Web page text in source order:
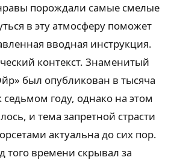
порождали самые смелые
в эту атмосферу поможет
вводная инструкция.
контекст. Знаменитый
был опубликован в тысяча
седьмом году, однако на этом
и тема запретной страсти
актуальна до сих пор.
времени скрывал за